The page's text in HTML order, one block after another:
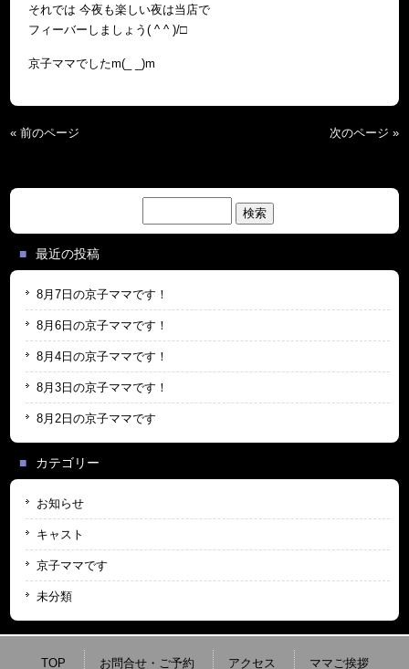
それでは 今夜も楽しい夜は当店で
フィーバーしましょう( ^ ^ )/□
京子ママでしたm(_ _)m
« 前のページ 次のページ »
索:
最近の投稿
8月7日の京子ママです！
8月6日の京子ママです！
8月4日の京子ママです！
8月3日の京子ママです！
8月2日の京子ママです
カテゴリー
お知らせ
キャスト
京子ママです
未分類
TOP お問合せ・ご予約 アクセス ママご挨拶